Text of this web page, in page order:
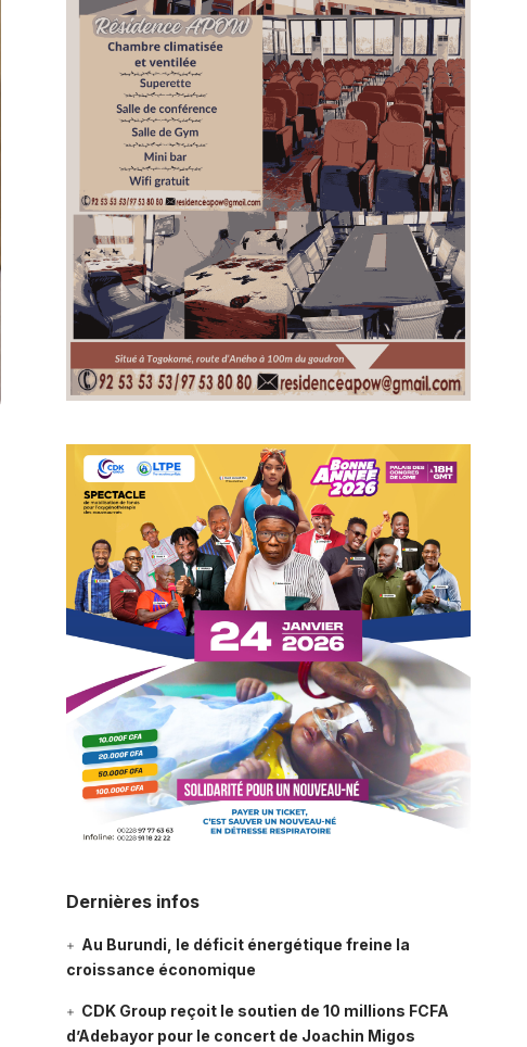
Dernières infos
Au Burundi, le déficit énergétique freine la
croissance économique
CDK Group reçoit le soutien de 10 millions FCFA
d’Adebayor pour le concert de Joachin Migos